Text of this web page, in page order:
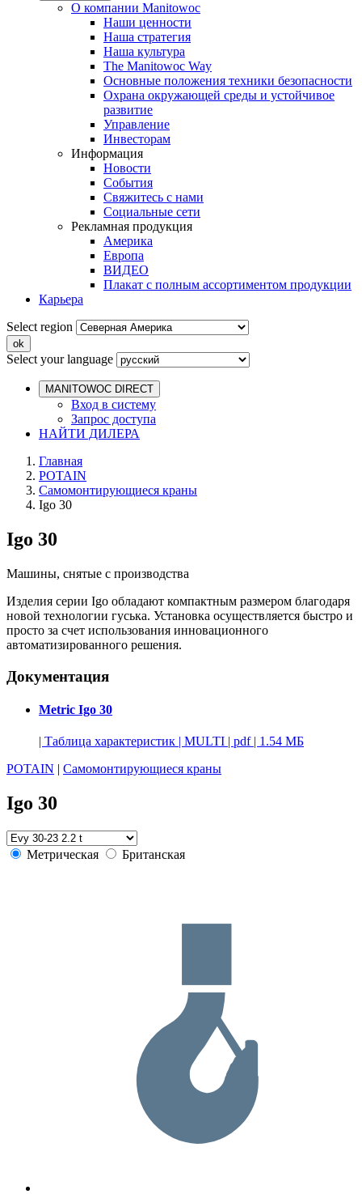
О компании Manitowoc
Наши ценности
Наша стратегия
Наша культура
The Manitowoc Way
Основные положения техники безопасности
Охрана окружающей среды и устойчивое
развитие
Управление
Инвесторам
Информация
Новости
События
Свяжитесь с нами
Социальные сети
Рекламная продукция
Америка
Европа
ВИДЕО
Плакат с полным ассортиментом продукции
Карьера
Select region
Select your language
MANITOWOC DIRECT
Вход в систему
Запрос доступа
НАЙТИ ДИЛЕРА
Главная
POTAIN
Самомонтирующиеся краны
Igo 30
Igo 30
Машины, снятые с производства
Изделия серии Igo обладают компактным размером благодаря
новой технологии гуська. Установка осуществляется быстро и
просто за счет использования инновационного
автоматизированного решения.
Документация
Metric Igo 30
| Таблица характеристик | MULTI | pdf | 1.54 МБ
POTAIN | Самомонтирующиеся краны
Igo 30
Метрическая Британская